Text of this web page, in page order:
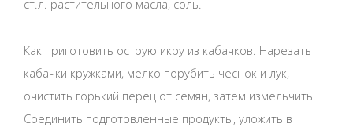
ст.л. растительного масла, соль.
Как приготовить острую икру из кабачков. Нарезать
кабачки кружками, мелко порубить чеснок и лук,
очистить горький перец от семян, затем измельчить.
Соединить подготовленные продукты, уложить в